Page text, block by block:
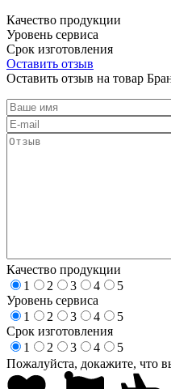
Качество продукции
Уровень сервиса
Срок изготовления
Оставить отзыв
Оставить отзыв на товар
Качество продукции
1
2 3 4
5
Уровень сервиса
1
2 3 4
5
Срок изготовления
1
2 3 4
5
Пожалуйста, докажите, что